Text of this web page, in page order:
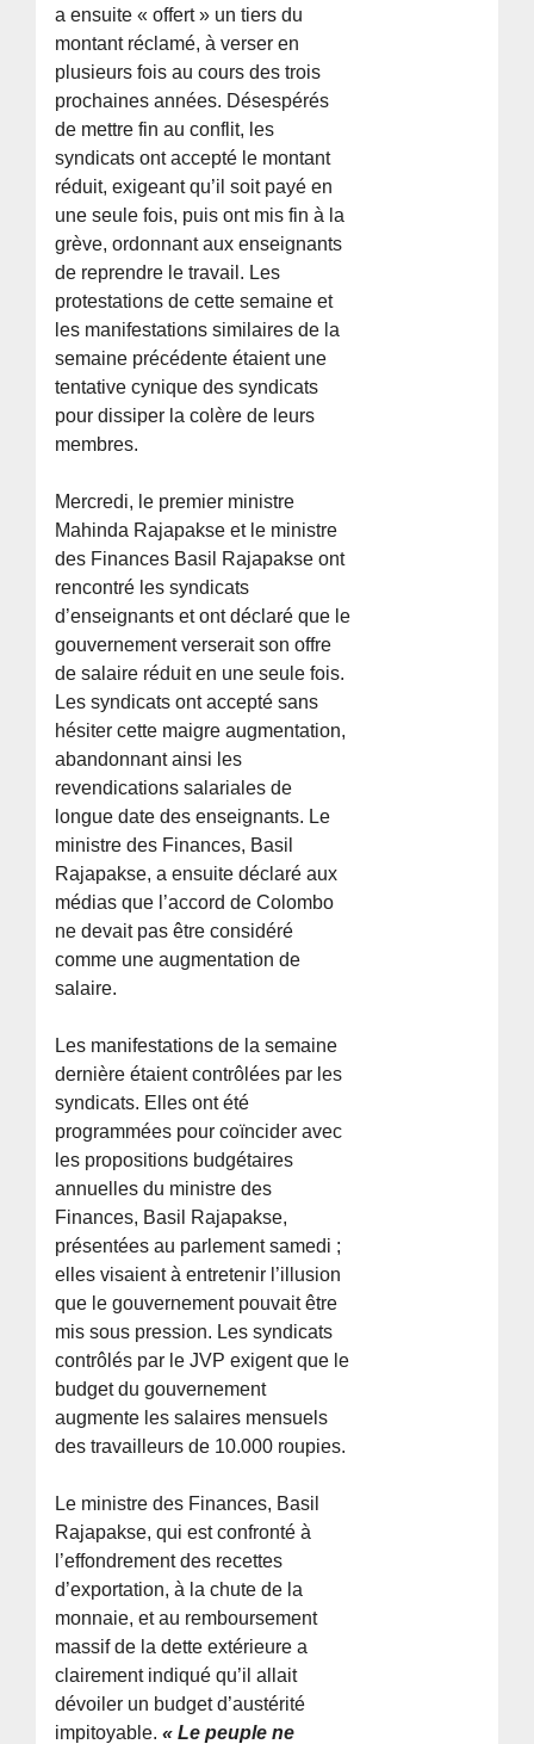
a ensuite « offert » un tiers du
montant réclamé, à verser en
plusieurs fois au cours des trois
prochaines années. Désespérés
de mettre fin au conflit, les
syndicats ont accepté le montant
réduit, exigeant qu’il soit payé en
une seule fois, puis ont mis fin à la
grève, ordonnant aux enseignants
de reprendre le travail. Les
protestations de cette semaine et
les manifestations similaires de la
semaine précédente étaient une
tentative cynique des syndicats
pour dissiper la colère de leurs
membres.
Mercredi, le premier ministre
Mahinda Rajapakse et le ministre
des Finances Basil Rajapakse ont
rencontré les syndicats
d’enseignants et ont déclaré que le
gouvernement verserait son offre
de salaire réduit en une seule fois.
Les syndicats ont accepté sans
hésiter cette maigre augmentation,
abandonnant ainsi les
revendications salariales de
longue date des enseignants. Le
ministre des Finances, Basil
Rajapakse, a ensuite déclaré aux
médias que l’accord de Colombo
ne devait pas être considéré
comme une augmentation de
salaire.
Les manifestations de la semaine
dernière étaient contrôlées par les
syndicats. Elles ont été
programmées pour coïncider avec
les propositions budgétaires
annuelles du ministre des
Finances, Basil Rajapakse,
présentées au parlement samedi ;
elles visaient à entretenir l’illusion
que le gouvernement pouvait être
mis sous pression. Les syndicats
contrôlés par le JVP exigent que le
budget du gouvernement
augmente les salaires mensuels
des travailleurs de 10.000 roupies.
Le ministre des Finances, Basil
Rajapakse, qui est confronté à
l’effondrement des recettes
d’exportation, à la chute de la
monnaie, et au remboursement
massif de la dette extérieure a
clairement indiqué qu’il allait
dévoiler un budget d’austérité
impitoyable. « Le peuple ne